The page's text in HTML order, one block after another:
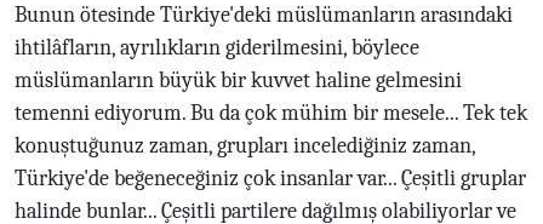
Bunun ötesinde Türkiye'deki müslümanların arasındaki
ihtilâfların, ayrılıkların giderilmesini, böylece
müslümanların büyük bir kuvvet haline gelmesini
temenni ediyorum. Bu da çok mühim bir mesele... Tek tek
konuştuğunuz zaman, grupları incelediğiniz zaman,
Türkiye'de beğeneceğiniz çok insanlar var... Çeşitli gruplar
halinde bunlar... Çeşitli partilere dağılmış olabiliyorlar ve